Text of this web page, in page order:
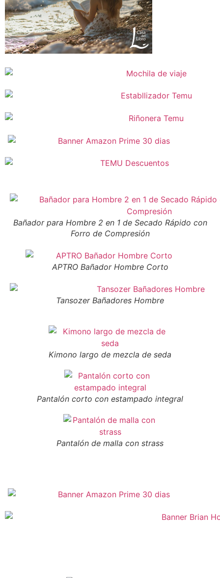
Bañador para Hombre 2 en 1 de Secado Rápido con
Forro de Compresión
APTRO Bañador Hombre Corto
Tansozer Bañadores Hombre
Kimono largo de mezcla de seda
Pantalón corto con estampado integral
Pantalón de malla con strass